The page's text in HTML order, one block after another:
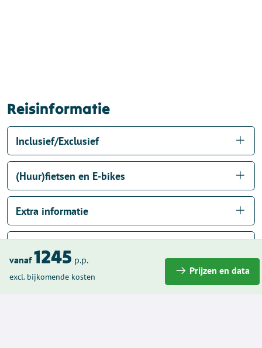
vanaf 1245 p.p.
excl. bijkomende kosten
Prijzen en data
Reisinformatie
Inclusief/Exclusief
(Huur)fietsen en E-bikes
Extra informatie